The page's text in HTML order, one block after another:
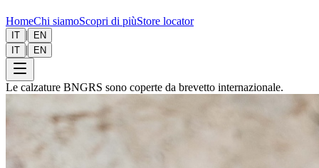
HomeChi siamoScopri di piùStore locator
IT |
EN
IT | EN
Le calzature BNGRS sono coperte da brevetto internazionale.